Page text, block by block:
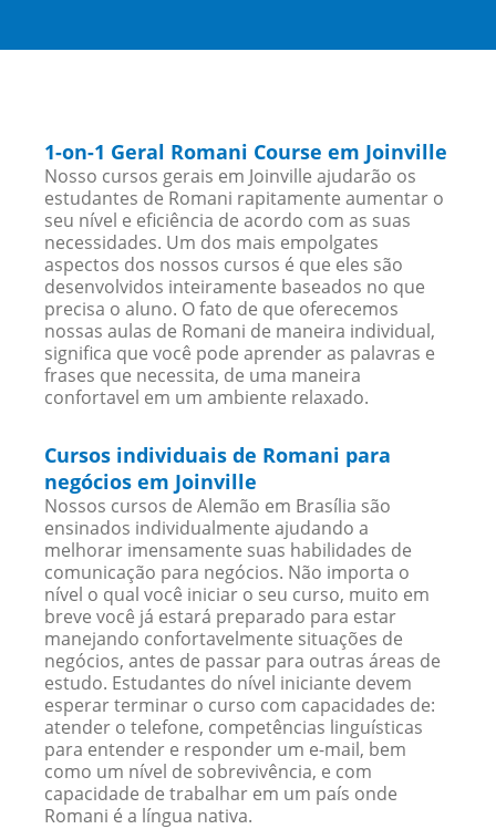
1-on-1 Geral Romani Course em Joinville
Nosso cursos gerais em Joinville ajudarão os
estudantes de Romani rapitamente aumentar o
seu nível e eficiência de acordo com as suas
necessidades. Um dos mais empolgates
aspectos dos nossos cursos é que eles são
desenvolvidos inteiramente baseados no que
precisa o aluno. O fato de que oferecemos
nossas aulas de Romani de maneira individual,
significa que você pode aprender as palavras e
frases que necessita, de uma maneira
confortavel em um ambiente relaxado.
Cursos individuais de Romani para
negócios em Joinville
Nossos cursos de Alemão em Brasília são
ensinados individualmente ajudando a
melhorar imensamente suas habilidades de
comunicação para negócios. Não importa o
nível o qual você iniciar o seu curso, muito em
breve você já estará preparado para estar
manejando confortavelmente situações de
negócios, antes de passar para outras áreas de
estudo. Estudantes do nível iniciante devem
esperar terminar o curso com capacidades de:
atender o telefone, competências linguísticas
para entender e responder um e-mail, bem
como um nível de sobrevivência, e com
capacidade de trabalhar em um país onde
Romani é a língua nativa.